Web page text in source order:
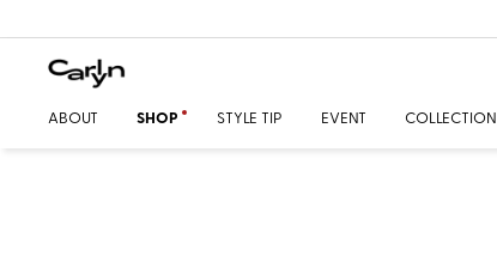
ABOUT SHOP STYLE TIP EVENT COLLECTION